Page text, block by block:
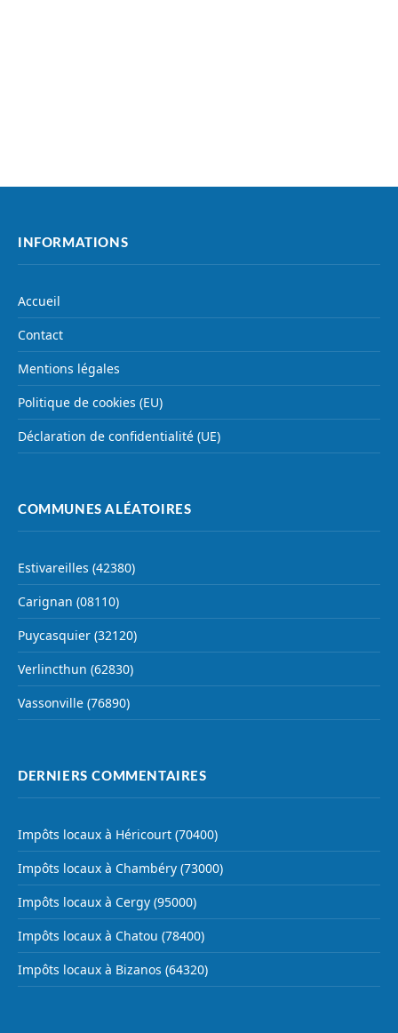
INFORMATIONS
Accueil
Contact
Mentions légales
Politique de cookies (EU)
Déclaration de confidentialité (UE)
COMMUNES ALÉATOIRES
Estivareilles (42380)
Carignan (08110)
Puycasquier (32120)
Verlincthun (62830)
Vassonville (76890)
DERNIERS COMMENTAIRES
Impôts locaux à Héricourt (70400)
Impôts locaux à Chambéry (73000)
Impôts locaux à Cergy (95000)
Impôts locaux à Chatou (78400)
Impôts locaux à Bizanos (64320)